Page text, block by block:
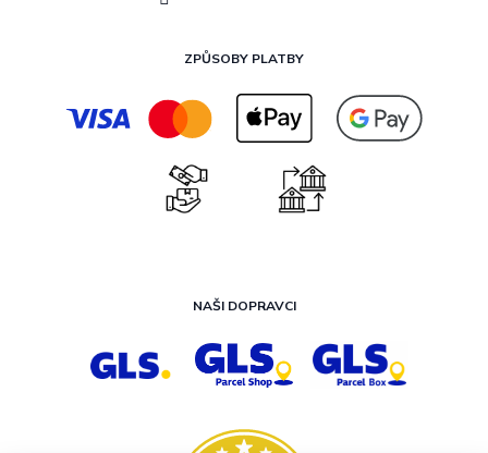
ZPŮSOBY PLATBY
NAŠI DOPRAVCI